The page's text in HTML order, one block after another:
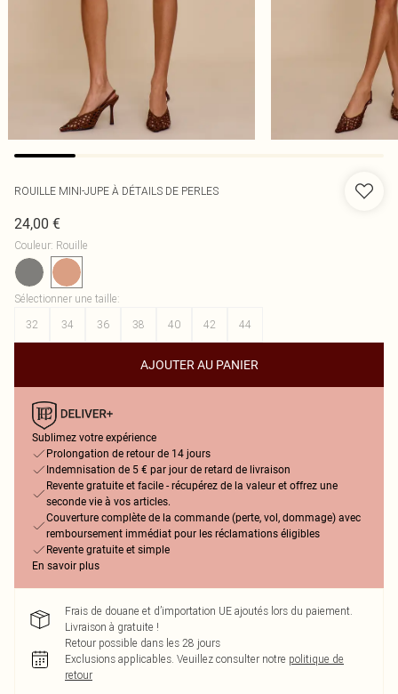
ROUILLE MINI-JUPE À DÉTAILS DE PERLES
24,00 €
Couleur: Rouille
Sélectionner une taille:
32
34 36 38 40 42 44
AJOUTER AU PANIER
Sublimez votre expérience
Prolongation de retour de 14 jours
Indemnisation de 5 € par jour de retard de livraison
Revente gratuite et facile - récupérez de la valeur et offrez une
seconde vie à vos articles.
Couverture complète de la commande (perte, vol, dommage) avec
remboursement immédiat pour les réclamations éligibles
Revente gratuite et simple
En savoir plus
Frais de douane et d’importation UE ajoutés lors du paiement.
Livraison à gratuite !
Retour possible dans les 28 jours
Exclusions applicables. Veuillez consulter notre politique de
retour